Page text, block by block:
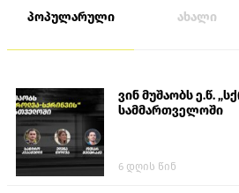
პოპულარული ახალი
ვინ მუშაობს ე.წ.
სამმართველოში
6 დღის წინ